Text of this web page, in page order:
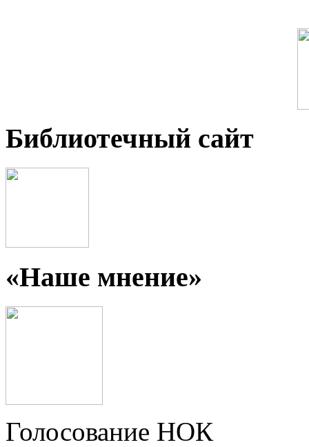
Библиотечный сайт
«Наше мнение»
Голосование НОК